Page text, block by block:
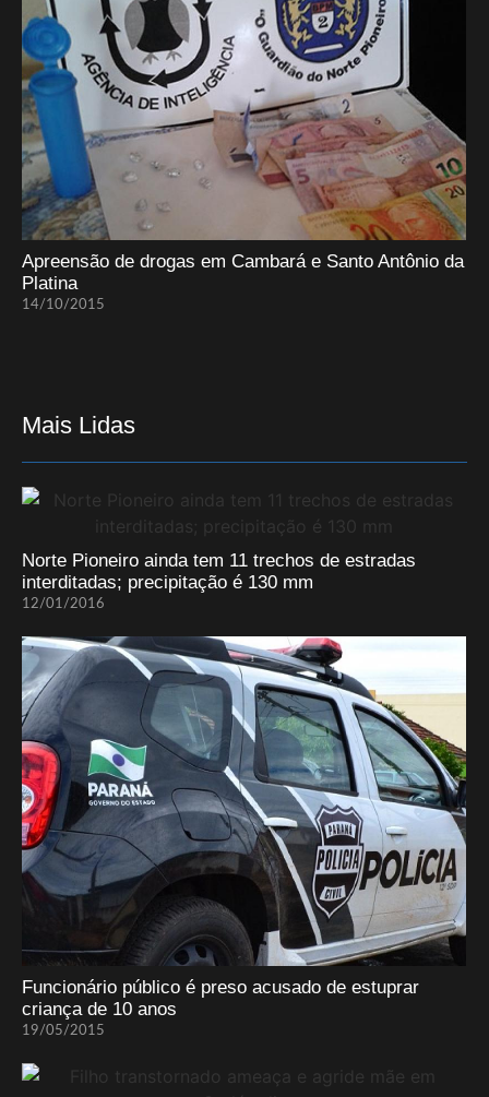
Apreensão de drogas em Cambará e Santo Antônio da
Platina
14/10/2015
Mais Lidas
Norte Pioneiro ainda tem 11 trechos de estradas
interditadas; precipitação é 130 mm
12/01/2016
Funcionário público é preso acusado de estuprar
criança de 10 anos
19/05/2015